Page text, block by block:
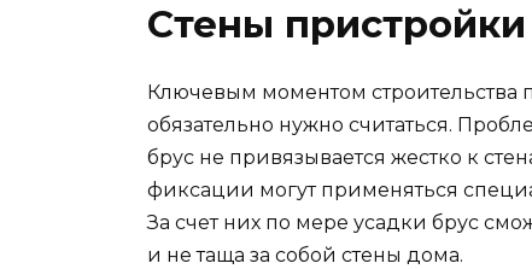
Стены пристройки
Ключевым моментом строительства
обязательно нужно считаться.
брус не привязывается жестко к
фиксации могут применяться
За счет них по мере усадки брус
и не таща за собой стены дома.